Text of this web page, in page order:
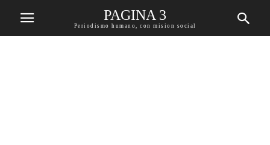
PAGINA 3
Periodismo humano, con mision social